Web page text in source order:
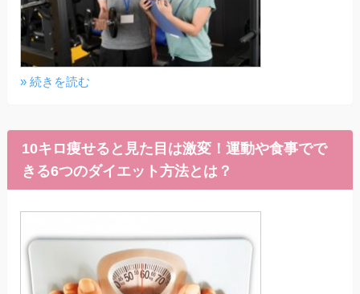
» 続きを読む
10キロ痩せると見た目は激変！運動や食事でで
きる6つのダイエット方法とは？